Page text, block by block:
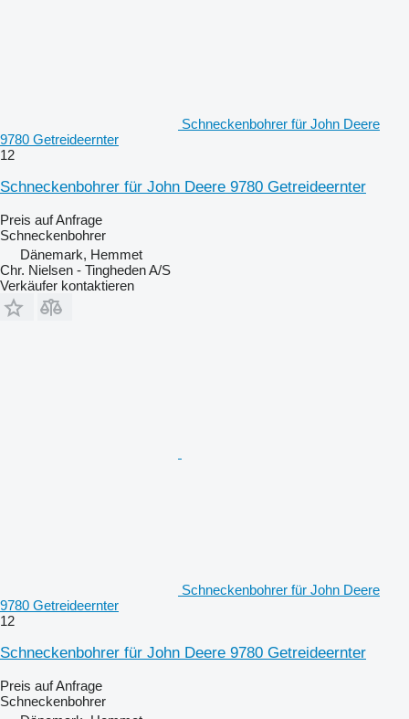
Schneckenbohrer für John Deere
9780 Getreideernter
12
Schneckenbohrer für John Deere 9780 Getreideernter
Preis auf Anfrage
Schneckenbohrer
Dänemark, Hemmet
Chr. Nielsen - Tingheden A/S
Verkäufer kontaktieren
Schneckenbohrer für John Deere
9780 Getreideernter
12
Schneckenbohrer für John Deere 9780 Getreideernter
Preis auf Anfrage
Schneckenbohrer